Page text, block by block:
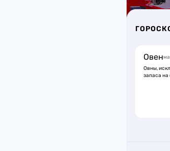
Овен
Овны,
запаса на